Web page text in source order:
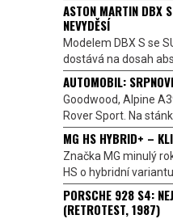
ASTON MARTIN DBX
NEVYDĚSÍ
Modelem DBX S se
dostává na dosah
AUTOMOBIL:
Goodwood, Alpine
Rover Sport. Na
MG HS HYBRID+ –
Značka MG minulý
HS o hybridní variantu
PORSCHE 928 S4:
(RETROTEST, 1987)